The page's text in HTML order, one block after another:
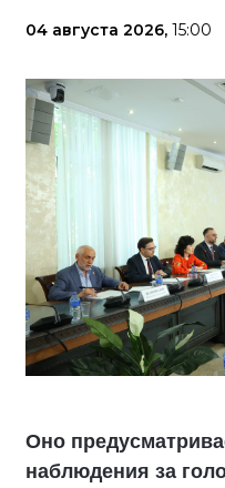
04 августа 2026, 15:00
Оно
наблюдения за